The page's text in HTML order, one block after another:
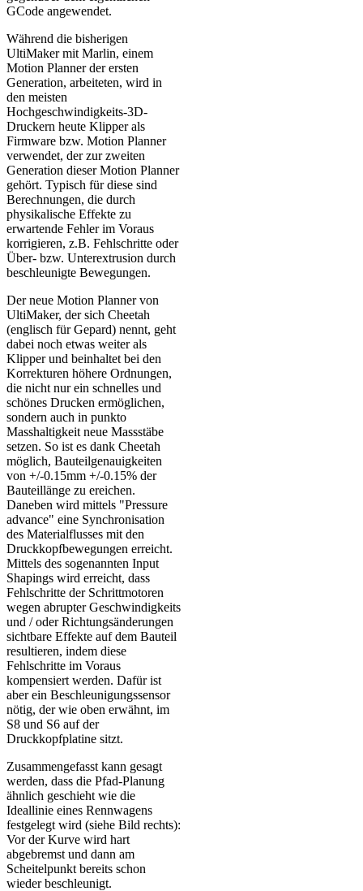
GCode angewendet.
Während die bisherigen
UltiMaker mit Marlin, einem
Motion Planner der ersten
Generation, arbeiteten, wird in
den meisten
Hochgeschwindigkeits-3D-
Druckern heute Klipper als
Firmware bzw. Motion Planner
verwendet, der zur zweiten
Generation dieser Motion Planner
gehört. Typisch für diese sind
Berechnungen, die durch
physikalische Effekte zu
erwartende Fehler im Voraus
korrigieren, z.B. Fehlschritte oder
Über- bzw. Unterextrusion durch
beschleunigte Bewegungen.
Der neue Motion Planner von
UltiMaker, der sich Cheetah
(englisch für Gepard) nennt, geht
dabei noch etwas weiter als
Klipper und beinhaltet bei den
Korrekturen höhere Ordnungen,
die nicht nur ein schnelles und
schönes Drucken ermöglichen,
sondern auch in punkto
Masshaltigkeit neue Massstäbe
setzen. So ist es dank Cheetah
möglich, Bauteilgenauigkeiten
von +/-0.15mm +/-0.15% der
Bauteillänge zu ereichen.
Daneben wird mittels "Pressure
advance" eine Synchronisation
des Materialflusses mit den
Druckkopfbewegungen erreicht.
Mittels des sogenannten Input
Shapings wird erreicht, dass
Fehlschritte der Schrittmotoren
wegen abrupter Geschwindigkeits
und / oder Richtungsänderungen
sichtbare Effekte auf dem Bauteil
resultieren, indem diese
Fehlschritte im Voraus
kompensiert werden. Dafür ist
aber ein Beschleunigungssensor
nötig, der wie oben erwähnt, im
S8 und S6 auf der
Druckkopfplatine sitzt.
Zusammengefasst kann gesagt
werden, dass die Pfad-Planung
ähnlich geschieht wie die
Ideallinie eines Rennwagens
festgelegt wird (siehe Bild rechts):
Vor der Kurve wird hart
abgebremst und dann am
Scheitelpunkt bereits schon
wieder beschleunigt.